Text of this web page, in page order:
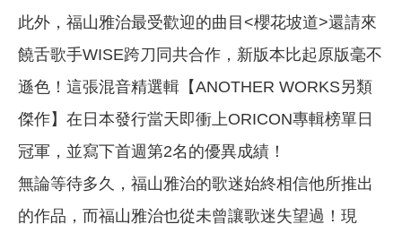
此外，福山雅治最受歡迎的曲目<櫻花坡道>還請來
饒舌歌手WISE跨刀同共合作，新版本比起原版毫不
遜色！這張混音精選輯【ANOTHER WORKS另類
傑作】在日本發行當天即衝上ORICON專輯榜單日
冠軍，並寫下首週第2名的優異成績！
無論等待多久，福山雅治的歌迷始終相信他所推出
的作品，而福山雅治也從未曾讓歌迷失望過！現